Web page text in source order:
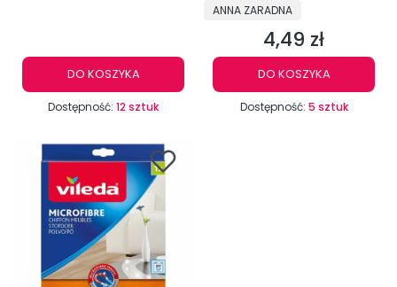
DO KOSZYKA
Dostępność: 12 sztuk
PRODUCENT
ANNA ZARADNA
Cena
4,49 zł
DO KOSZYKA
Dostępność: 5 sztuk